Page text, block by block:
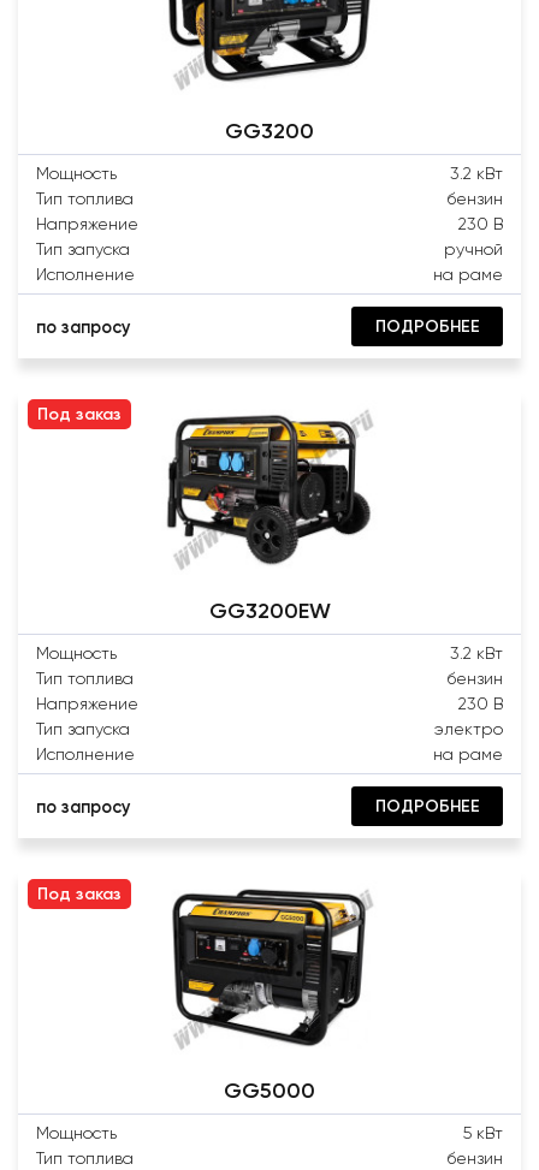
GG3200
Мощность
3.2 кВт
Тип топлива
бензин
Напряжение
230 В
Тип запуска
ручной
Исполнение
на раме
по запросу ПОДРОБНЕЕ
Под заказ
GG3200EW
Мощность
3.2 кВт
Тип топлива
бензин
Напряжение
230 В
Тип запуска
электро
Исполнение
на раме
по запросу ПОДРОБНЕЕ
Под заказ
GG5000
Мощность
5 кВт
Тип топлива
бензин